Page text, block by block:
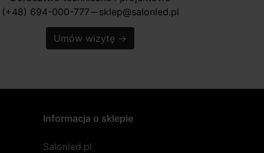
(+48) 694-000-777 horizontal_rule sklep@salonled.pl
Umów wizytę →
Informacja o sklepie
Salonled.pl